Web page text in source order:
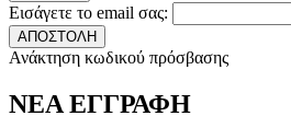
Εισάγετε το email σας:
ΑΠΟΣΤΟΛΗ
Ανάκτηση κωδικού πρόσβασης
ΝΕΑ ΕΓΓΡΑΦΗ